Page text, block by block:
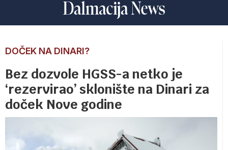
DOČEK NA DINARI?
Bez dozvole HGSS-a netko je
‘rezervirao’ sklonište na Dinari za
doček Nove godine